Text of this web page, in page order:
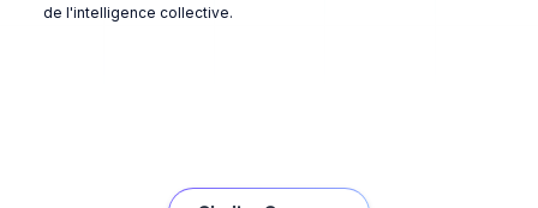
de l'intelligence collective.